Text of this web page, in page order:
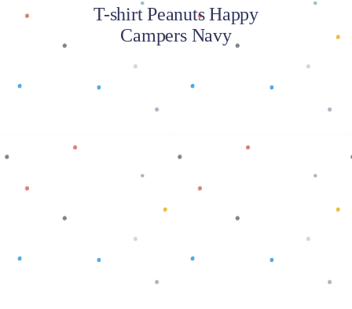
T-shirt Peanuts Happy
Campers Navy
Baca selengkapnya